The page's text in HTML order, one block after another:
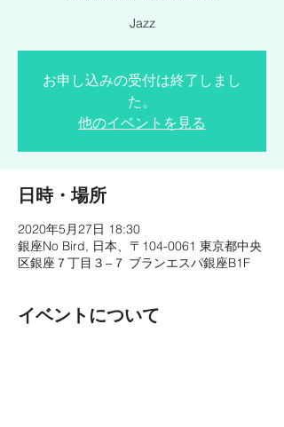
Jazz
お申し込みの受付は終了しまし
た。
他のイベントを見る
日時・場所
2020年5月27日 18:30
銀座No Bird, 日本、〒104-0061 東京都中央
区銀座７丁目３−７ ブランエスパ銀座B1F
イベントについて